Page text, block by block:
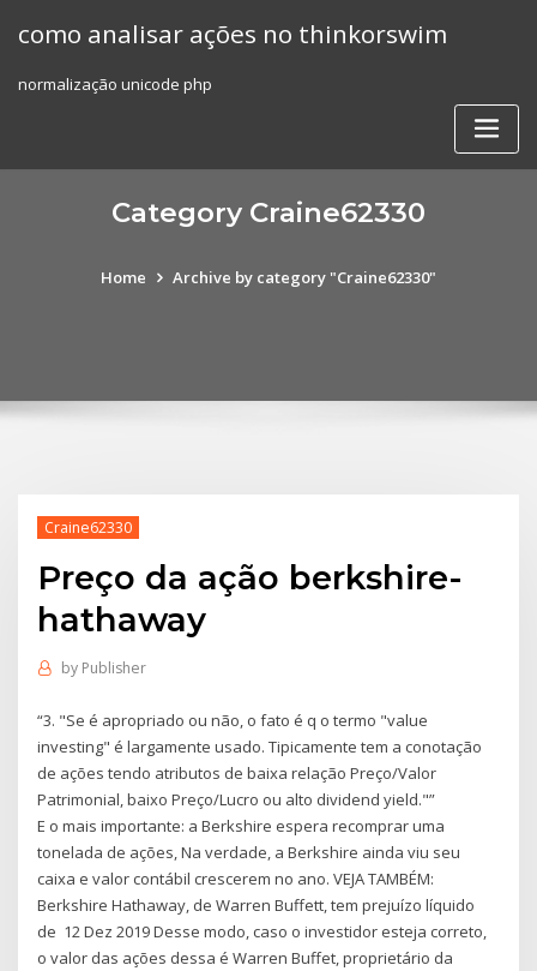
como analisar ações no thinkorswim
normalização unicode php
Category Craine62330
Home Archive by category "Craine62330"
Craine62330
Preço da ação berkshire-
hathaway
by Publisher
“3. "Se é apropriado ou não, o fato é q o termo "value
investing" é largamente usado. Tipicamente tem a conotação
de ações tendo atributos de baixa relação Preço/Valor
Patrimonial, baixo Preço/Lucro ou alto dividend yield."”
E o mais importante: a Berkshire espera recomprar uma
tonelada de ações, Na verdade, a Berkshire ainda viu seu
caixa e valor contábil crescerem no ano. VEJA TAMBÉM:
Berkshire Hathaway, de Warren Buffett, tem prejuízo líquido
de 12 Dez 2019 Desse modo, caso o investidor esteja correto,
o valor das ações dessa é Warren Buffet, proprietário da